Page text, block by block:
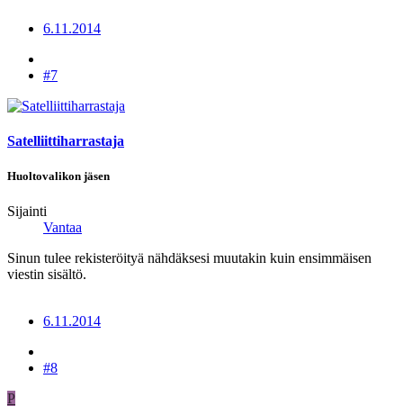
6.11.2014
#7
Satelliittiharrastaja
Huoltovalikon jäsen
Sijainti
Vantaa
Sinun tulee rekisteröityä nähdäksesi muutakin kuin ensimmäisen
viestin sisältö.
6.11.2014
#8
P